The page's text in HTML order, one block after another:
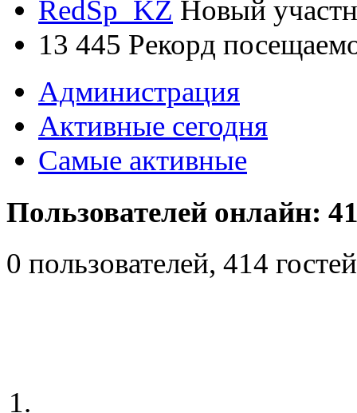
RedSp_KZ Новый
13 445 Рекорд
Администрация
Активные сегодня
Самые активные
Пользователей онлайн:
0 пользователей, 414